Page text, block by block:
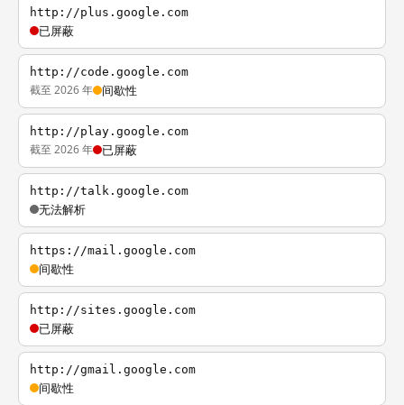
http://plus.google.com
已屏蔽
http://code.google.com
截至 2026 年 间歇性
http://play.google.com
截至 2026 年 已屏蔽
http://talk.google.com
无法解析
https://mail.google.com
间歇性
http://sites.google.com
已屏蔽
http://gmail.google.com
间歇性